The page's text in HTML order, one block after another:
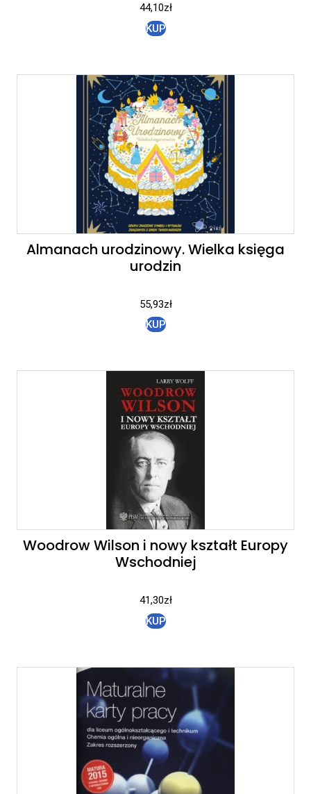
44,10zł
KUP
Almanach urodzinowy. Wielka księga
urodzin
55,93zł
KUP
Woodrow Wilson i nowy kształt Europy
Wschodniej
41,30zł
KUP